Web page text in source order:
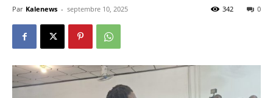
Par Kalenews - septembre 10, 2025 0
342